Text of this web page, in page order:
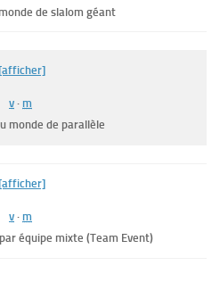
de slalom géant
[afficher]
v · m
monde de parallèle
[afficher]
v · m
équipe mixte (Team Event)